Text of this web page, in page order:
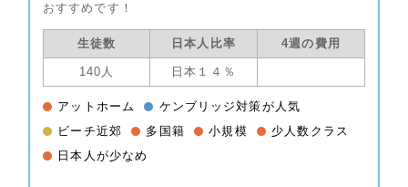
おすすめです！
生徒数 日本人比率 4週の費用
140人 日本１４％
アットホーム
ケンブリッジ対策が人気
ビーチ近郊
多国籍 小規模
少人数クラス
日本人が少なめ